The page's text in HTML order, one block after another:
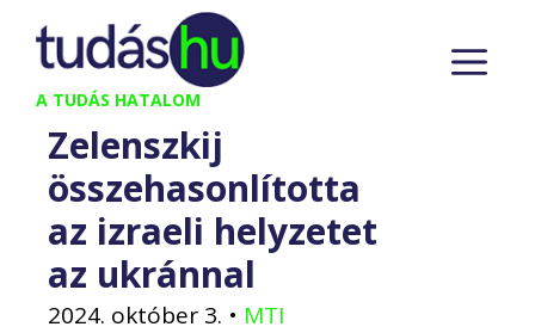
Kilépés
tartalomba
A TUDÁS HATALOM
Zelenszkij
összehasonlította
az izraeli helyzetet
az ukránnal
2024. október 3. • MTI